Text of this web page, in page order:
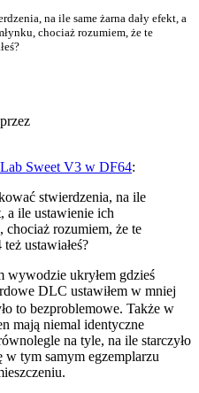
na ile same żarna dały efekt, a
chociaż rozumiem, że te
Lab Sweet V3 w DF64:
stwierdzenia, na ile
a ile ustawienie ich
chociaż rozumiem, że te
ustawiałeś?
wywodzie ukryłem gdzieś
DLC ustawiłem w mniej
to bezproblemowe. Także w
mają niemal identyczne
na tyle, na ile starczyło
tym samym egzemplarzu